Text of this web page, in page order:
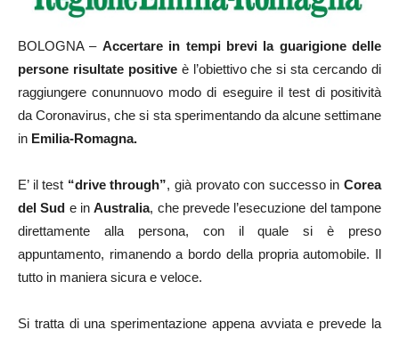
BOLOGNA – Accertare in tempi brevi la guarigione delle
persone risultate positiveè l’obiettivo che si sta cercando di
raggiungere conunnuovo modo di eseguire il test di positività
da Coronavirus, che si sta sperimentando da alcune settimane
in Emilia-Romagna.
E’ il test “drive through”, già provato con successo inCorea
del Sud e inAustralia, che prevede l’esecuzione del tampone
direttamente alla persona, con il quale si è preso
appuntamento, rimanendo a bordo della propria automobile. Il
tutto in maniera sicura e veloce.
Si tratta di una sperimentazione appena avviata e prevede la